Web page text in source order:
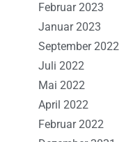
Februar 2023
Januar 2023
September 2022
Juli 2022
Mai 2022
April 2022
Februar 2022